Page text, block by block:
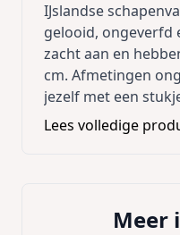
IJslandse
gelooid, ongeverfd
zacht aan en
cm. Afmetingen
jezelf met een
Lees volledige
Meer